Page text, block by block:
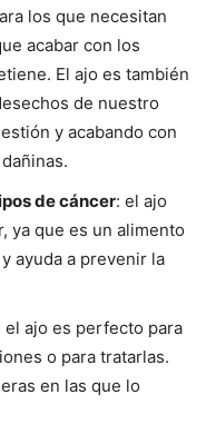
los que necesitan
acabar con los
El ajo es también
de nuestro
y acabando con
de cáncer: el ajo
ya que es un alimento
ayuda a prevenir la
el ajo es perfecto para
o para tratarlas.
en las que lo